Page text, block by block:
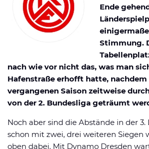
Ende
Stimmung.
nach wie vor nicht das, was man
Hafenstraße erhofft hatte, nachdem
vergangenen Saison zeitweise
von der 2. Bundesliga geträumt
Noch aber sind die Abstände in der
schon mit zwei, drei weiteren Siegen
oben dabei. Mit Dynamo Dresden